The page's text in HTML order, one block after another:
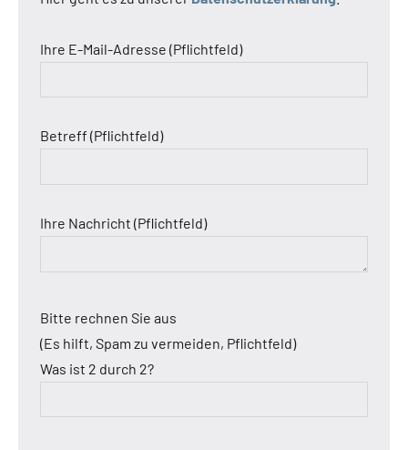
Ihre E-Mail-Adresse (Pflichtfeld)
Betreff (Pflichtfeld)
Ihre Nachricht (Pflichtfeld)
Bitte rechnen Sie aus
(Es hilft, Spam zu vermeiden, Pflichtfeld)
Was ist 2 durch 2?